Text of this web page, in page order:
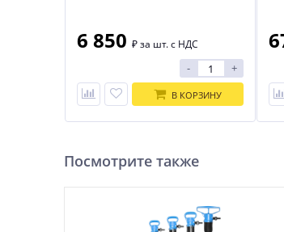
6 850 ₽за шт. с НДС
- +
В КОРЗИНУ
Посмотрите также